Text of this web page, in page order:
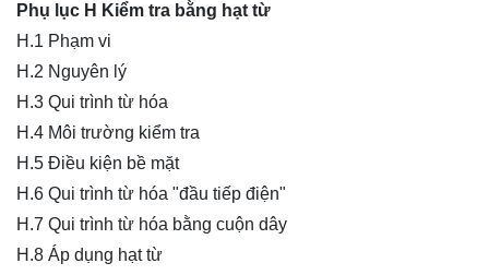
Phụ lục H Kiểm tra bằng hạt từ
H.1 Phạm vi
H.2 Nguyên lý
H.3 Qui trình từ hóa
H.4 Môi trường kiểm tra
H.5 Điều kiện bề mặt
H.6 Qui trình từ hóa "đầu tiếp điện"
H.7 Qui trình từ hóa bằng cuộn dây
H.8 Áp dụng hạt từ